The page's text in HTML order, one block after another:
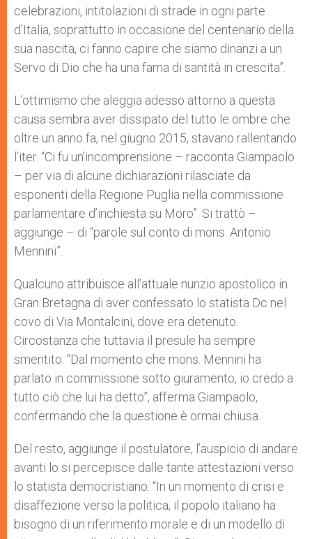
celebrazioni, intitolazioni di strade in ogni parte
d’Italia, soprattutto in occasione del centenario della
sua nascita, ci fanno capire che siamo dinanzi a un
Servo di Dio che ha una fama di santità in crescita”.
L’ottimismo che aleggia adesso attorno a questa
causa sembra aver dissipato del tutto le ombre che
oltre un anno fa, nel giugno 2015, stavano rallentando
l’iter. “Ci fu un’incomprensione – racconta Giampaolo
– per via di alcune dichiarazioni rilasciate da
esponenti della Regione Puglia nella commissione
parlamentare d’inchiesta su Moro”. Si trattò –
aggiunge – di “parole sul conto di mons. Antonio
Mennini”.
Qualcuno attribuisce all’attuale nunzio apostolico in
Gran Bretagna di aver confessato lo statista Dc nel
covo di Via Montalcini, dove era detenuto.
Circostanza che tuttavia il presule ha sempre
smentito. “Dal momento che mons. Mennini ha
parlato in commissione sotto giuramento, io credo a
tutto ciò che lui ha detto”, afferma Giampaolo,
confermando che la questione è ormai chiusa.
Del resto, aggiunge il postulatore, l’auspicio di andare
avanti lo si percepisce dalle tante attestazioni verso
lo statista democristiano: “In un momento di crisi e
disaffezione verso la politica, il popolo italiano ha
bisogno di un riferimento morale e di un modello di